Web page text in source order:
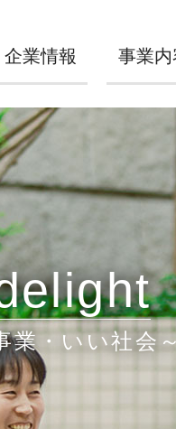
企業情報 事業内
業・いい社会